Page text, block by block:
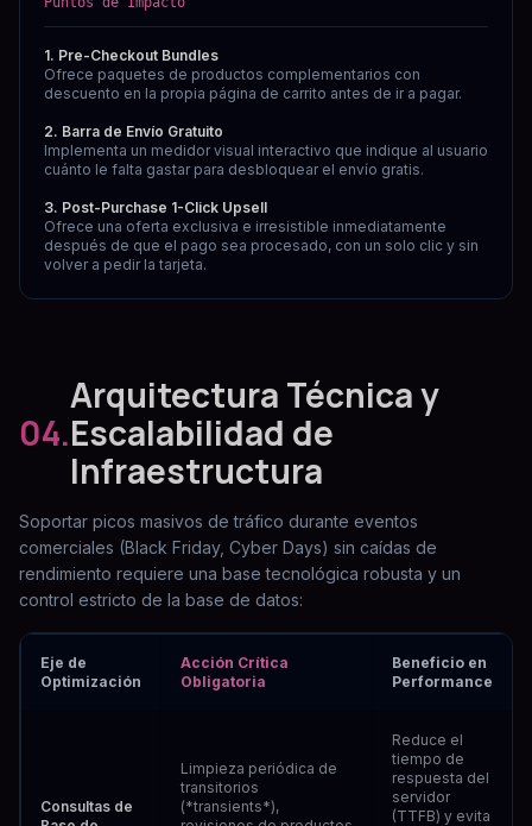
1. Pre-Checkout Bundles
Ofrece paquetes de productos complementarios con
descuento en la propia página de carrito antes de ir a pagar.
2. Barra de Envío Gratuito
Implementa un medidor visual interactivo que indique al usuario
cuánto le falta gastar para desbloquear el envío gratis.
3. Post-Purchase 1-Click Upsell
Ofrece una oferta exclusiva e irresistible inmediatamente
después de que el pago sea procesado, con un solo clic y sin
volver a pedir la tarjeta.
04.
Arquitectura Técnica y
Escalabilidad de
Infraestructura
Soportar picos masivos de tráfico durante eventos
comerciales (Black Friday, Cyber Days) sin caídas de
rendimiento requiere una base tecnológica robusta y un
control estricto de la base de datos:
Eje de
Optimización
Acción Crítica
Obligatoria
Beneficio en
Performance
Consultas de
Limpieza periódica de
transitorios
(*transients*),
Reduce el
tiempo de
respuesta del
servidor
(TTFB) y evita